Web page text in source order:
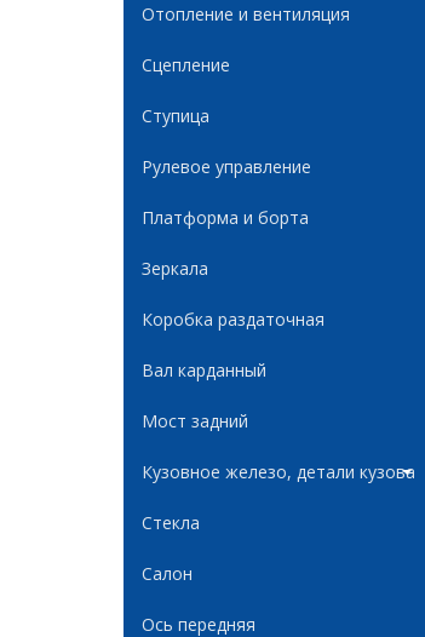
Отопление и вентиляция
Сцепление
Ступица
Рулевое управление
Платформа и борта
Зеркала
Коробка раздаточная
Вал карданный
Мост задний
Кузовное железо, детали кузова
Стекла
Салон
Ось передняя